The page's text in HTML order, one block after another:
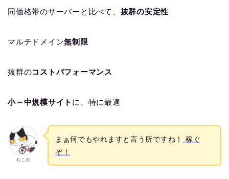
同価格帯のサーバーと比べて、 抜群の安定性
マルチドメイン無制限
抜群のコストパフォーマンス
小～中規模サイト に、特に最適
ねこ吉
まぁ何でもやれますと言う所ですね！
稼ぐ
ぞ！